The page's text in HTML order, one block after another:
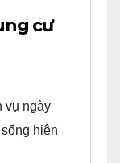
cư
vụ ngày
hiện